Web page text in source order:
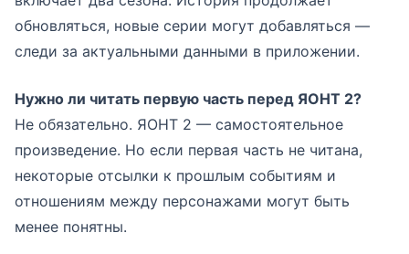
обновляться, новые серии могут добавляться —
следи за актуальными данными в приложении.
Нужно ли читать первую часть перед ЯОНТ 2?
Не обязательно. ЯОНТ 2 — самостоятельное
произведение. Но если первая часть не читана,
некоторые отсылки к прошлым событиям и
отношениям между персонажами могут быть
менее понятны.